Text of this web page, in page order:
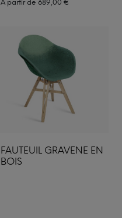
À partir de 689,00 €
FAUTEUIL GRAVENE EN
BOIS